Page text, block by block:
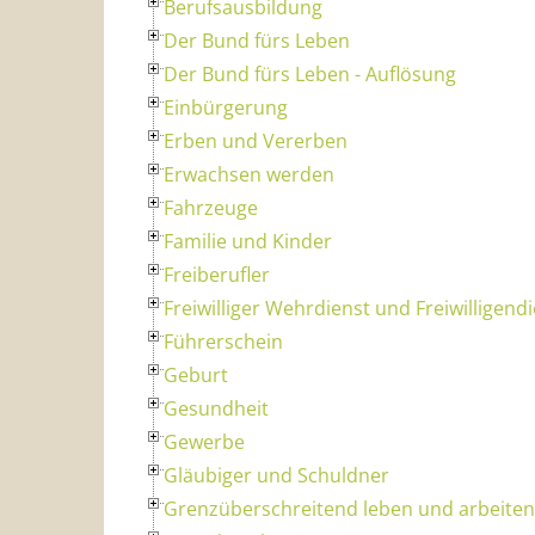
Berufsausbildung
Der Bund fürs Leben
Der Bund fürs Leben - Auflösung
Einbürgerung
Erben und Vererben
Erwachsen werden
Fahrzeuge
Familie und Kinder
Freiberufler
Freiwilliger Wehrdienst und
Führerschein
Geburt
Gesundheit
Gewerbe
Gläubiger und Schuldner
Grenzüberschreitend leben und arbeiten